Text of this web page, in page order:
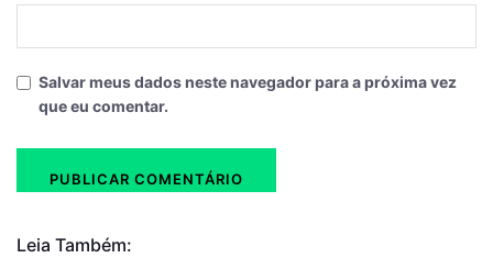
Salvar meus dados neste navegador para a próxima vez
que eu comentar.
Leia Também: